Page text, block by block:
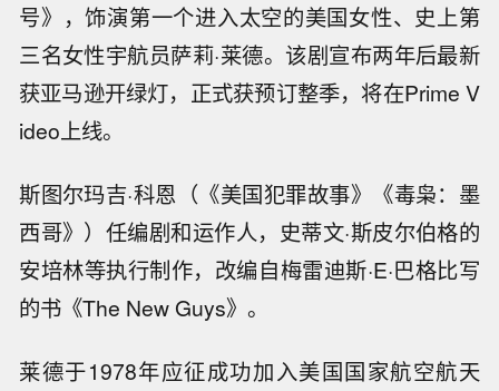
号》，饰演第一个进入太空的美国女性、史上第
三名女性宇航员萨莉·莱德。该剧宣布两年后最新
获亚马逊开绿灯，正式获预订整季，将在Prime V
ideo上线。
斯图尔玛吉·科恩（《美国犯罪故事》《毒枭：墨
西哥》）任编剧和运作人，史蒂文·斯皮尔伯格的
安培林等执行制作，改编自梅雷迪斯·E·巴格比写
的书《The New Guys》。
莱德于1978年应征成功加入美国国家航空航天